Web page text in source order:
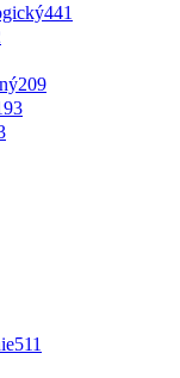
441
209
511